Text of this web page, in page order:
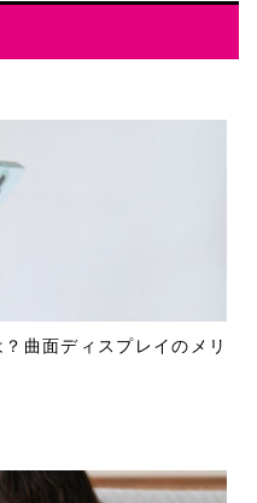
曲面ディスプレイのメリ